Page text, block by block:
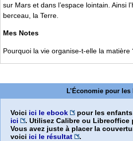
sur Mars et dans l’espace lointain. Ainsi
berceau, la Terre.
Mes Notes
Pourquoi la vie organise-t-elle la matière
L’Économie pour les
Voici ici le ebook
pour les
ici
. Utilisez Calibre ou Libreoffice
Vous avez juste à placer la
voici ici le résultat
.